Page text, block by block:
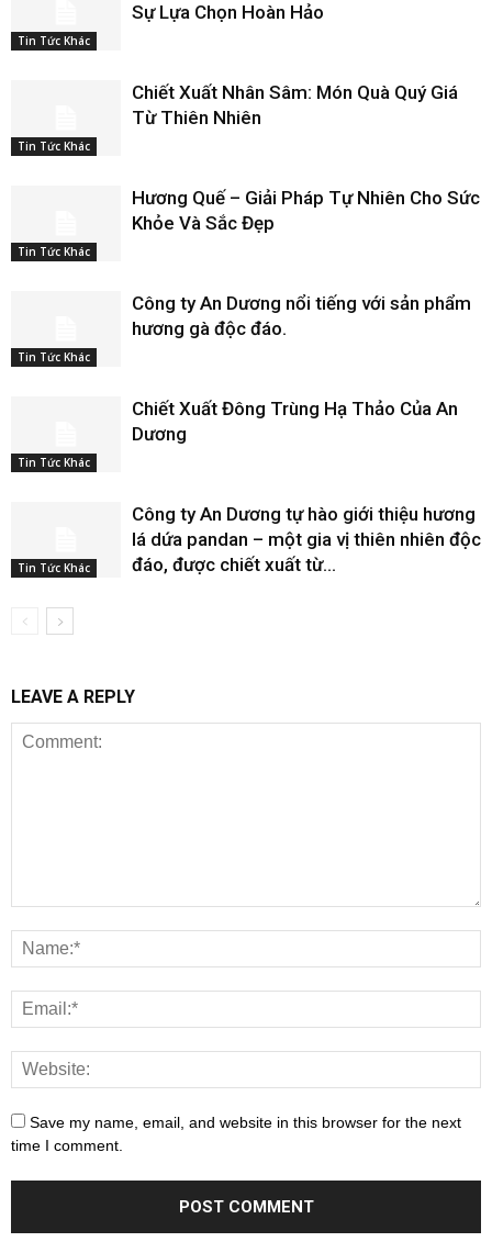
Tin Tức Khác
Sự Lựa Chọn Hoàn Hảo
Tin Tức Khác
Chiết Xuất Nhân Sâm: Món Quà Quý Giá
Từ Thiên Nhiên
Tin Tức Khác
Hương Quế – Giải Pháp Tự Nhiên Cho Sức
Khỏe Và Sắc Đẹp
Tin Tức Khác
Công ty An Dương nổi tiếng với sản phẩm
hương gà độc đáo.
Tin Tức Khác
Chiết Xuất Đông Trùng Hạ Thảo Của An
Dương
Tin Tức Khác
Công ty An Dương tự hào giới thiệu hương
lá dứa pandan – một gia vị thiên nhiên độc
đáo, được chiết xuất từ...
LEAVE A REPLY
Save my name, email, and website in this browser for the next
time I comment.